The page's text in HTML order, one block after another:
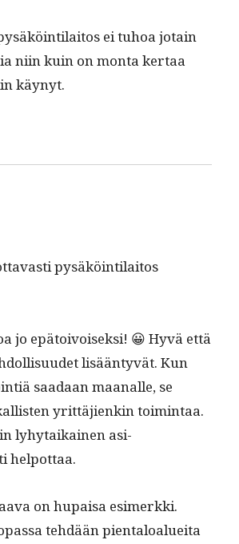
ei tuhoa jotain
niin kuin on mon­ta ker­taa
käynyt.
pysäköin­ti­laitos
jo epä­toivoisek­si! 😀 Hyvä että
lisään­tyvät. Kun
saadaan maanalle, se
yrit­täjienkin toim­intaa.
lyhy­taikainen asi­
helpottaa.
on hupaisa esimerk­ki.
tehdään pien­taloaluei­ta